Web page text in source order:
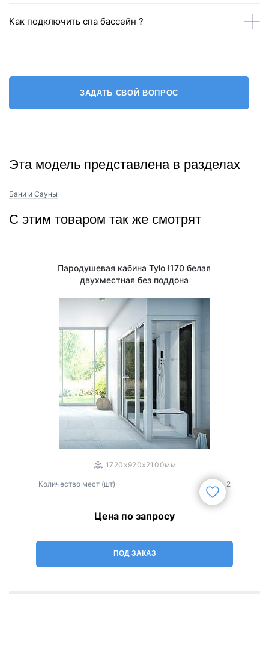
Как подключить спа бассейн ?
ЗАДАТЬ СВОЙ ВОПРОС
Эта модель представлена в разделах
Бани и Сауны
С этим товаром так же смотрят
Пародушевая кабина Tylo I170 белая
двухместная без поддона
1720x920x2100мм
Количество мест (шт) 2
Цена по запросу
ПОД ЗАКАЗ